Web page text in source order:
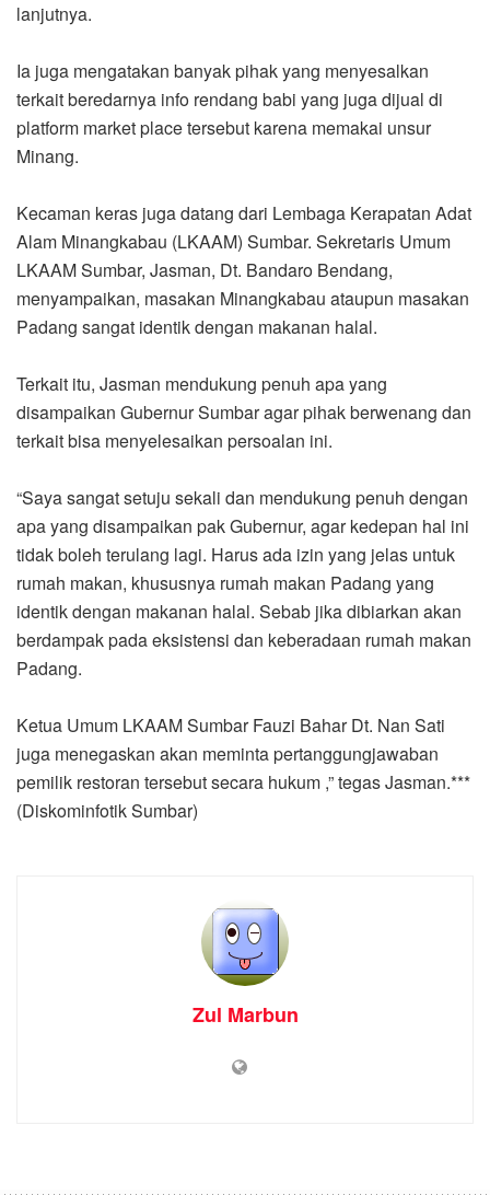
lanjutnya.
Ia juga mengatakan banyak pihak yang menyesalkan
terkait beredarnya info rendang babi yang juga dijual di
platform market place tersebut karena memakai unsur
Minang.
Kecaman keras juga datang dari Lembaga Kerapatan Adat
Alam Minangkabau (LKAAM) Sumbar. Sekretaris Umum
LKAAM Sumbar, Jasman, Dt. Bandaro Bendang,
menyampaikan, masakan Minangkabau ataupun masakan
Padang sangat identik dengan makanan halal.
Terkait itu, Jasman mendukung penuh apa yang
disampaikan Gubernur Sumbar agar pihak berwenang dan
terkait bisa menyelesaikan persoalan ini.
“Saya sangat setuju sekali dan mendukung penuh dengan
apa yang disampaikan pak Gubernur, agar kedepan hal ini
tidak boleh terulang lagi. Harus ada izin yang jelas untuk
rumah makan, khususnya rumah makan Padang yang
identik dengan makanan halal. Sebab jika dibiarkan akan
berdampak pada eksistensi dan keberadaan rumah makan
Padang.
Ketua Umum LKAAM Sumbar Fauzi Bahar Dt. Nan Sati
juga menegaskan akan meminta pertanggungjawaban
pemilik restoran tersebut secara hukum ,” tegas Jasman.***
(Diskominfotik Sumbar)
Zul Marbun